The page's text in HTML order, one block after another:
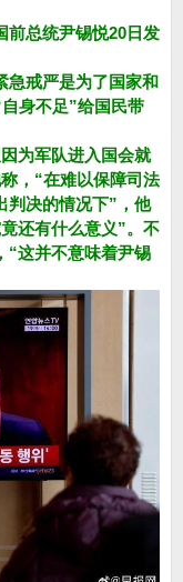
前总统尹锡悦20日发
急戒严是为了国家和
身不足”给国民带
为军队进入国会就
，“在难以保障司法
判决的情况下”，他
还有什么意义”。不
“这并不意味着尹锡